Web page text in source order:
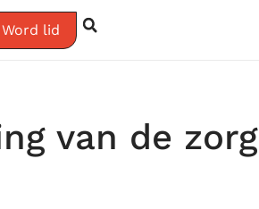
Word lid
van de zorg